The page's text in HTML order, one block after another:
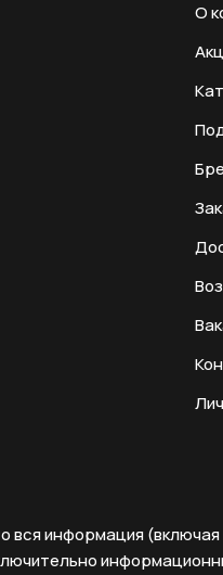
О
вся информация